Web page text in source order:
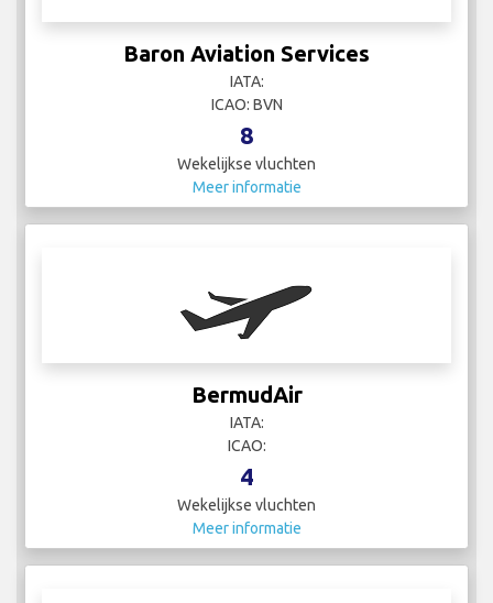
Baron Aviation Services
IATA:
ICAO: BVN
8
Wekelijkse vluchten
Meer informatie
BermudAir
IATA:
ICAO:
4
Wekelijkse vluchten
Meer informatie